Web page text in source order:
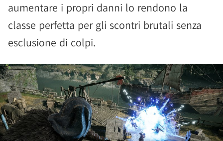
aumentare i propri danni lo rendono la
classe perfetta per gli scontri brutali senza
esclusione di colpi.